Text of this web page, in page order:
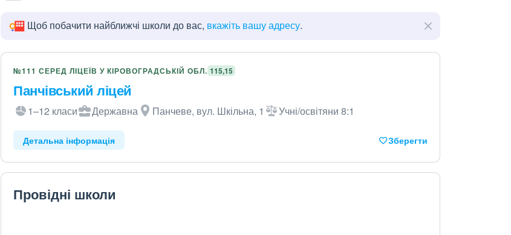
Щоб побачити найближчі школи до вас, вкажіть вашу адресу.
№111 СЕРЕД ЛІЦЕЇВ У КІРОВОГРАДСЬКІЙ ОБЛ. 115,15
Панчівський ліцей
1–12 класи Державна Панчеве, вул. Шкільна, 1 Учні/освітяни 8:1
Детальна інформація Зберегти
Провідні школи